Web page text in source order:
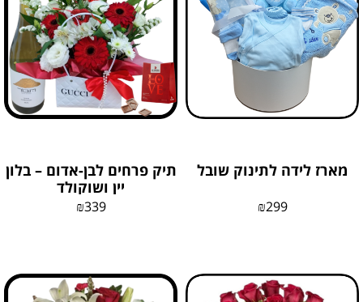
מארז לידה לתינוק שובל
₪299
תיק פרחים לבן-אדום – בלון
יין ושוקולד
₪339